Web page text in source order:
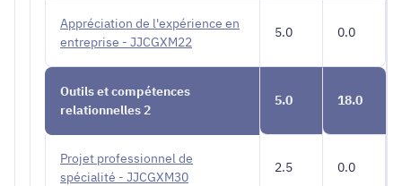
Appréciation de l'expérience en
entreprise - JJCGXM22
5.0 0.0
Outils et compétences
relationnelles 2
5.0 18.0
Projet professionnel de
spécialité - JJCGXM30
2.5 0.0